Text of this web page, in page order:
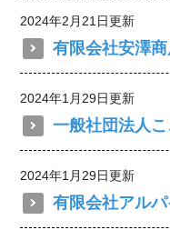
2024年2月21日更新
有限会社安澤
2024年1月29日更新
一般社団法人
2024年1月29日更新
有限会社アル